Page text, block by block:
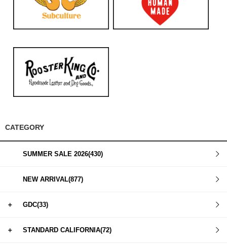
CATEGORY
SUMMER SALE 2026(430)
NEW ARRIVAL(877)
＋ GDC(33)
＋ STANDARD CALIFORNIA(72)